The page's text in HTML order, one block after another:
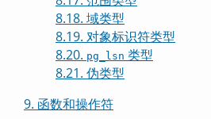
8.18. 域类型
8.19. 对象标识符类型
8.20. pg_lsn 类型
8.21. 伪类型
9. 函数和操作符